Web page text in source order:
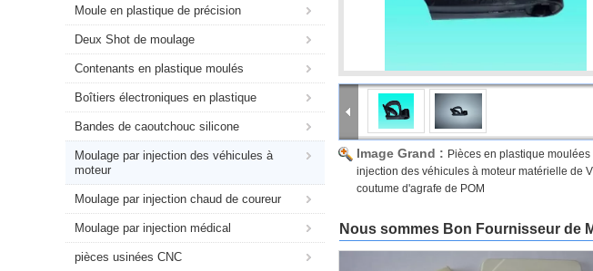
Moule en plastique de précision
Deux Shot de moulage
Contenants en plastique moulés
Boîtiers électroniques en plastique
Bandes de caoutchouc silicone
Moulage par injection des véhicules à
moteur
Moulage par injection chaud de coureur
Moulage par injection médical
pièces usinées CNC
Image Grand : Pièces en plastique moulées
injection des véhicules à moteur matérielle de
coutume d'agrafe de POM
Nous sommes Bon Fournisseur de